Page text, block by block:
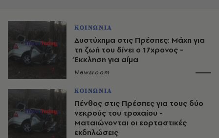
ΚΟΙΝΩΝΙΑ
Δυστύχημα στις Πρέσπες: Μάχη για
τη ζωή του δίνει ο 17χρονος -
Έκκληση για αίμα
Newsroom
ΚΟΙΝΩΝΙΑ
Πένθος στις Πρέσπες για τους δύο
νεκρούς του τροχαίου -
Ματαιώνονται οι εορταστικές
εκδηλώσεις